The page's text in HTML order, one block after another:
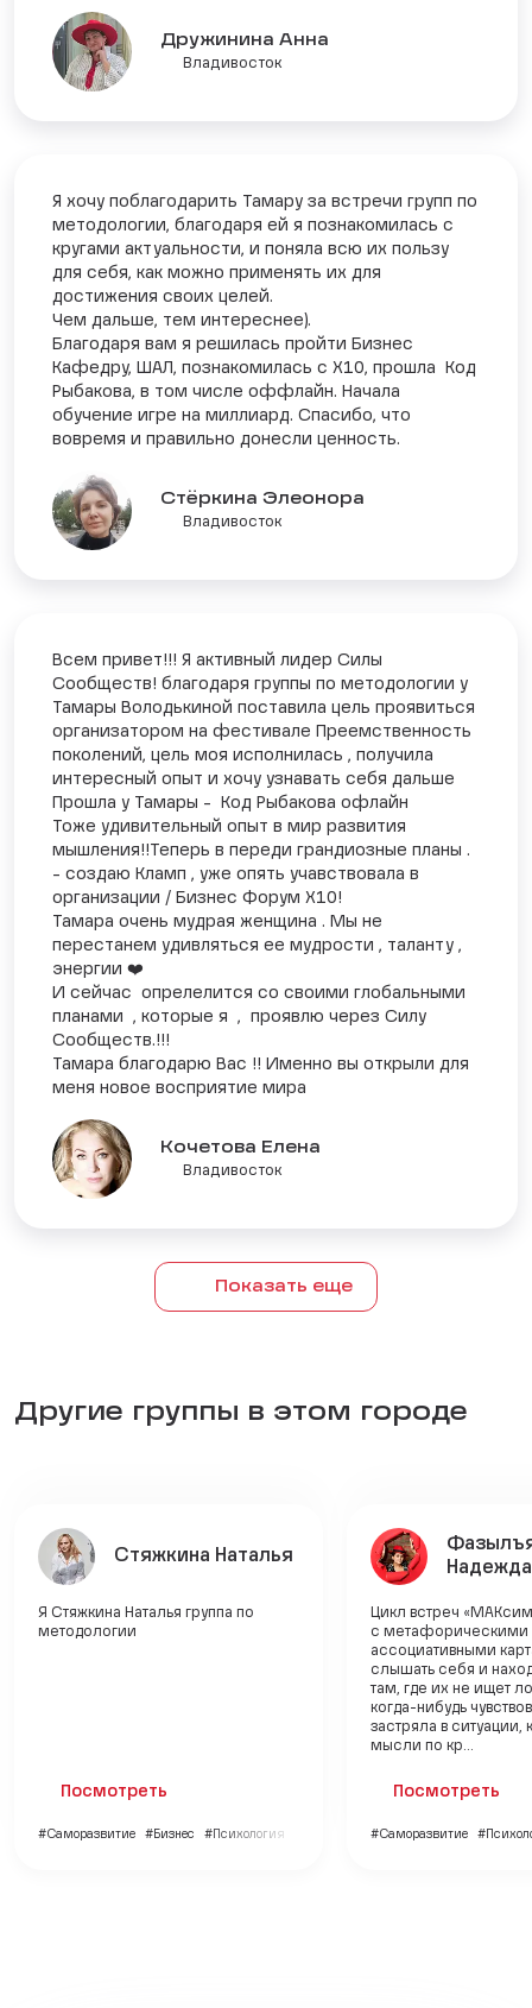
Дружинина Анна
Владивосток
Я хочу поблагодарить Тамару за встречи групп по
методологии, благодаря ей я познакомилась с
кругами актуальности, и поняла всю их пользу
для себя, как можно применять их для
достижения своих целей.
Чем дальше, тем интереснее).
Благодаря вам я решилась пройти Бизнес
Кафедру, ШАЛ, познакомилась с Х10, прошла Код
Рыбакова, в том числе оффлайн. Начала
обучение игре на миллиард. Спасибо, что
вовремя и правильно донесли ценность.
Стёркина Элеонора
Владивосток
Всем привет!!! Я активный лидер Силы
Сообществ! благодаря группы по методологии у
Тамары Володькиной поставила цель проявиться
организатором на фестивале Преемственность
поколений, цель моя исполнилась , получила
интересный опыт и хочу узнавать себя дальше
Прошла у Тамары - Код Рыбакова офлайн
Тоже удивительный опыт в мир развития
мышления!!Теперь в переди грандиозные планы .
- создаю Кламп , уже опять учавствовала в
организации / Бизнес Форум Х10!
Тамара очень мудрая женщина . Мы не
перестанем удивляться ее мудрости , таланту ,
энергии ❤️
И сейчас опрелелится со своими глобальными
планами , которые я , проявлю через Силу
Сообществ.!!!
Тамара благодарю Вас !! Именно вы открыли для
меня новое восприятие мира
Кочетова Елена
Владивосток
Показать еще
Другие группы в этом городе
Стяжкина Наталья
Я Стяжкина Наталья группа по
методологии
Посмотреть
#Саморазвитие #Бизнес #Психология
Надежда
Цикл встреч
с метафорическими
ассоциативными
слышать себя и
там, где их не ищет
когда-нибудь
застряла в ситуации,
мысли по кр...
Посмотреть
#Саморазвитие